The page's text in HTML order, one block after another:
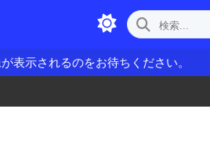
表示されるのをお待ちください。